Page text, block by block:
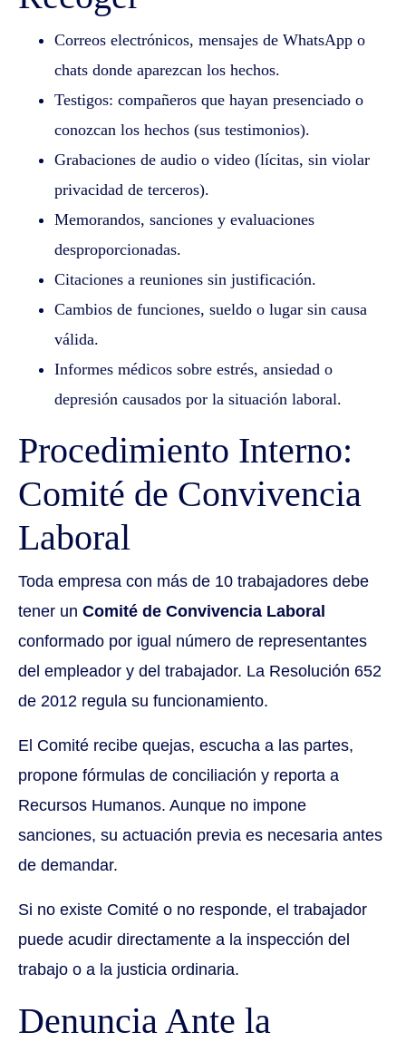
Correos electrónicos, mensajes de WhatsApp o
chats donde aparezcan los hechos.
Testigos: compañeros que hayan presenciado o
conozcan los hechos (sus testimonios).
Grabaciones de audio o video (lícitas, sin violar
privacidad de terceros).
Memorandos, sanciones y evaluaciones
desproporcionadas.
Citaciones a reuniones sin justificación.
Cambios de funciones, sueldo o lugar sin causa
válida.
Informes médicos sobre estrés, ansiedad o
depresión causados por la situación laboral.
Procedimiento Interno:
Comité de Convivencia
Laboral
Toda empresa con más de 10 trabajadores debe
tener un Comité de Convivencia Laboral
conformado por igual número de representantes
del empleador y del trabajador. La Resolución 652
de 2012 regula su funcionamiento.
El Comité recibe quejas, escucha a las partes,
propone fórmulas de conciliación y reporta a
Recursos Humanos. Aunque no impone
sanciones, su actuación previa es necesaria antes
de demandar.
Si no existe Comité o no responde, el trabajador
puede acudir directamente a la inspección del
trabajo o a la justicia ordinaria.
Denuncia Ante la